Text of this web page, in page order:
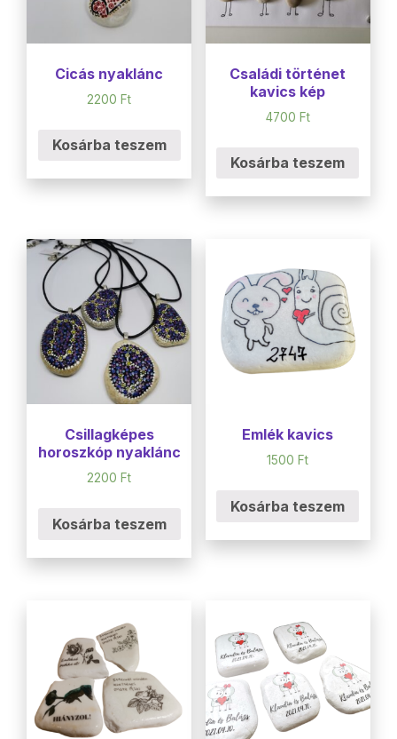
Cicás nyaklánc
2200 Ft
Kosárba teszem
Családi történet
kavics kép
4700 Ft
Kosárba teszem
Csillagképes
horoszkóp nyaklánc
2200 Ft
Kosárba teszem
Emlék kavics
1500 Ft
Kosárba teszem